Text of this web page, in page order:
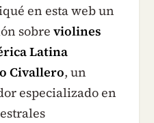
en esta web un
sobre violines
Latina
Civallero, un
especializado en